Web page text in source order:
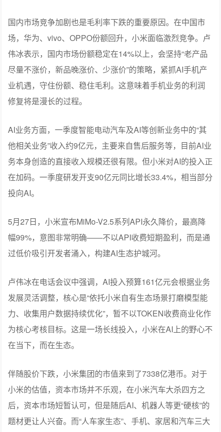
始暴涨，到今年二季度合约价对比前期大涨5美金，对手机
整机成本构成巨大压力，而且涨价周期还未结束，会持续
到2027至2028年。“未来两年都将处于存储成本上行周期，
经营环境偏严峻。”
国内市场竞争加剧也是毛利率下跌的重要原因。在中国市
伟冰表示，国内市场份额稳定在14%以上，会坚持“老产品
尽量不涨价，新品晚涨价、少涨价”的策略，紧抓AI手机产
业机遇，守住份额、稳住毛利。这意味着手机业务的利润
修复将是漫长的过程。
他相关业务”收入约9亿元，主要来自售后服务等，目前AI业
务本身创造的直接收入规模还很有限。但小米对AI的投入正
在加码。一季度研发开支90亿元同比增长33.4%，相当部分
5月27日，小米宣布MiMo-V2.5系列API永久降价，最高降
幅99%，意图非常明确——不以API收费短期盈利，而是通
过低价吸引开发者涌入，构建AI生态护城河。
发展灵活调整，核心是“依托小米自有生态场景打磨模型能
力、收集用户数据持续优化”，暂不以TOKEN收费商业化作
为核心考核目标。这是一场长线投入，小米在AI上的野心不
在当下，而在生态。